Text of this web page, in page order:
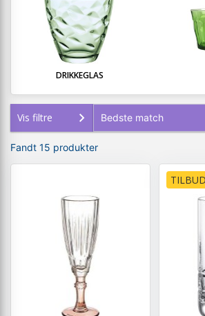
DRIKKEGLAS
Vis filtre
Fandt 15 produkter
TILBUD